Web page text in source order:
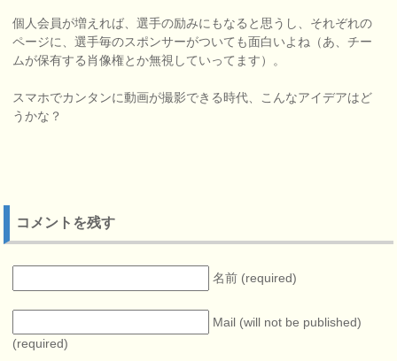
個人会員が増えれば、選手の励みにもなると思うし、それぞれの
ページに、選手毎のスポンサーがついても面白いよね（あ、チー
ムが保有する肖像権とか無視していってます）。
スマホでカンタンに動画が撮影できる時代、こんなアイデアはど
うかな？
コメントを残す
名前 (required)
Mail (will not be published)
(required)